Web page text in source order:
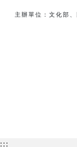
主辦單位： 文化部、
:::